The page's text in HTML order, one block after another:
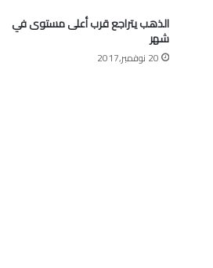
الذهب يتراجع قرب أعلى مستوى في
شهر
20 نوفمبر,2017